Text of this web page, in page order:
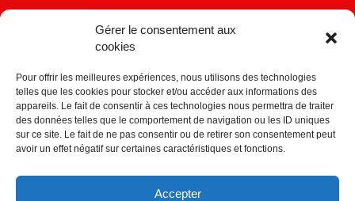
Gérer le consentement aux
cookies
Pour offrir les meilleures expériences, nous utilisons des technologies
telles que les cookies pour stocker et/ou accéder aux informations des
appareils. Le fait de consentir à ces technologies nous permettra de traiter
des données telles que le comportement de navigation ou les ID uniques
sur ce site. Le fait de ne pas consentir ou de retirer son consentement peut
avoir un effet négatif sur certaines caractéristiques et fonctions.
Accepter
CATÉGORIE POPULAIRE
ACTUALITES
Economie 2091
1840
Société
Sport 859